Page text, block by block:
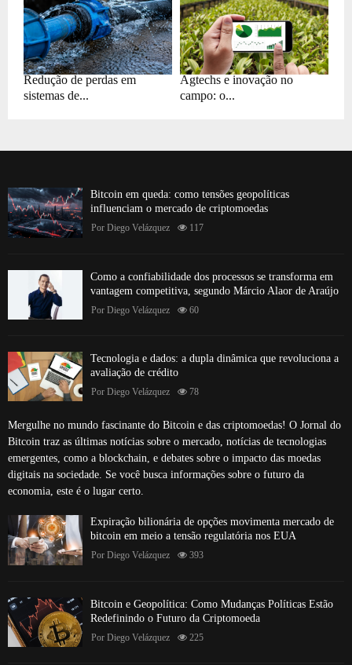
Redução de perdas em
sistemas de...
Agtechs e inovação no
campo: o...
Bitcoin em queda: como tensões geopolíticas
influenciam o mercado de criptomoedas
Por Diego Velázquez 117
Como a confiabilidade dos processos se transforma em
vantagem competitiva, segundo Márcio Alaor de Araújo
Por Diego Velázquez 60
Tecnologia e dados: a dupla dinâmica que revoluciona a
avaliação de crédito
Por Diego Velázquez 78
Mergulhe no mundo fascinante do Bitcoin e das criptomoedas! O Jornal do
Bitcoin traz as últimas notícias sobre o mercado, notícias de tecnologias
emergentes, como a blockchain, e debates sobre o impacto das moedas
digitais na sociedade. Se você busca informações sobre o futuro da
economia, este é o lugar certo.
Expiração bilionária de opções movimenta mercado de
bitcoin em meio a tensão regulatória nos EUA
Por Diego Velázquez 393
Bitcoin e Geopolítica: Como Mudanças Políticas Estão
Redefinindo o Futuro da Criptomoeda
Por Diego Velázquez 225